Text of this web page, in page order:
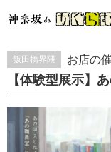
กิจกรรม
飯田橋界隈 お店の
【体験型展示】